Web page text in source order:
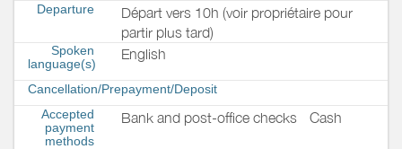
Departure
Départ vers 10h (voir propriétaire pour
partir plus tard)
Spoken
language(s)
English
Cancellation/Prepayment/Deposit
Accepted
payment
methods
Bank and post-office checks Cash